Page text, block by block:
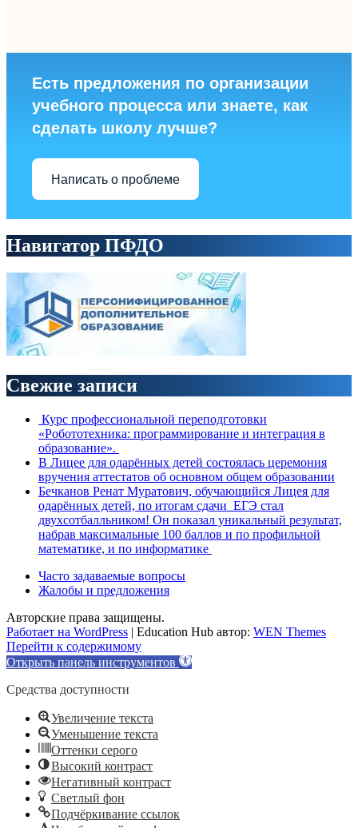
Есть предложения по организации
учебного процесса или знаете, как
сделать школу лучше?
Написать о проблеме
Навигатор ПФДО
Свежие записи
Курс профессиональной переподготовки
«Робототехника: программирование и интеграция в
образование».
В Лицее для одарённых детей состоялась церемония
вручения аттестатов об основном общем образовании
Бечканов Ренат Муратович, обучающийся Лицея для
одарённых детей, по итогам сдачи ЕГЭ стал
двухсотбалльником! Он показал уникальный результат,
набрав максимальные 100 баллов и по профильной
математике, и по информатике
Часто задаваемые вопросы
Жалобы и предложения
Авторские права защищены.
Работает на WordPress | Education Hub автор: WEN Themes
Перейти к содержимому
Открыть панель инструментов
Средства доступности
Увеличение текста
Уменьшение текста
Оттенки серого
Высокий контраст
Негативный контраст
Светлый фон
Подчёркивание ссылок